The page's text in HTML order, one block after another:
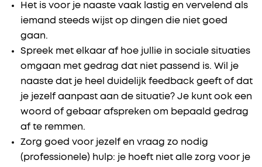
Het is voor je naaste vaak lastig en vervelend als
iemand steeds wijst op dingen die niet goed
gaan.
Spreek met elkaar af hoe jullie in sociale situaties
omgaan met gedrag dat niet passend is. Wil je
naaste dat je heel duidelijk feedback geeft of dat
je jezelf aanpast aan de situatie? Je kunt ook een
woord of gebaar afspreken om bepaald gedrag
af te remmen.
Zorg goed voor jezelf en vraag zo nodig
(professionele) hulp: je hoeft niet alle zorg voor je